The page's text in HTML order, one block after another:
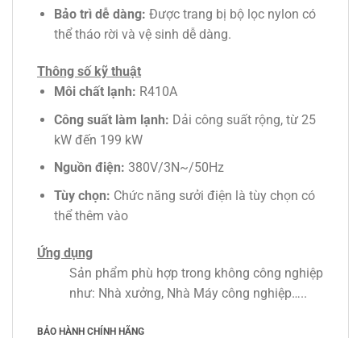
Bảo trì dễ dàng: Được trang bị bộ lọc nylon có
thể tháo rời và vệ sinh dễ dàng.
Thông số kỹ thuật
Môi chất lạnh: R410A
Công suất làm lạnh: Dải công suất rộng, từ 25
kW đến 199 kW
Nguồn điện: 380V/3N~/50Hz
Tùy chọn: Chức năng sưởi điện là tùy chọn có
thể thêm vào
Ứng dụng
Sản phẩm phù hợp trong không công nghiệp
như: Nhà xưởng, Nhà Máy công nghiệp…..
BẢO HÀNH CHÍNH HÃNG